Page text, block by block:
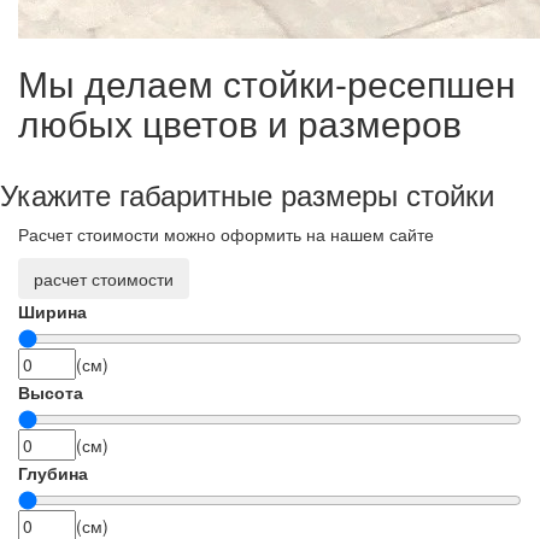
Мы делаем стойки-ресепшен
любых цветов и размеров
Укажите габаритные размеры стойки
Расчет стоимости можно оформить на нашем сайте
расчет стоимости
Ширина
(см)
Высота
(см)
Глубина
(см)